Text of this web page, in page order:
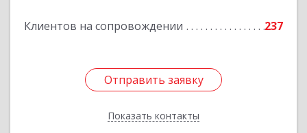
Клиентов на сопровождении 237
Отправить заявку
Показать контакты
Подробнее
Отправить заявку
Назад